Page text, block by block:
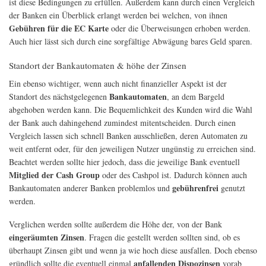
ist diese Bedingungen zu erfüllen. Außerdem kann durch einen Vergleich
der Banken ein Überblick erlangt werden bei welchen, von ihnen
Gebühren für die EC Karte oder die Überweisungen erhoben werden.
Auch hier lässt sich durch eine sorgfältige Abwägung bares Geld sparen.
Standort der Bankautomaten & höhe der Zinsen
Ein ebenso wichtiger, wenn auch nicht finanzieller Aspekt ist der
Standort des nächstgelegenen Bankautomaten, an dem Bargeld
abgehoben werden kann. Die Bequemlichkeit des Kunden wird die Wahl
der Bank auch dahingehend zumindest mitentscheiden. Durch einen
Vergleich lassen sich schnell Banken ausschließen, deren Automaten zu
weit entfernt oder, für den jeweiligen Nutzer ungünstig zu erreichen sind.
Beachtet werden sollte hier jedoch, dass die jeweilige Bank eventuell
Mitglied der Cash Group oder des Cashpol ist. Dadurch können auch
Bankautomaten anderer Banken problemlos und gebührenfrei genutzt
werden.
Verglichen werden sollte außerdem die Höhe der, von der Bank
eingeräumten Zinsen. Fragen die gestellt werden sollten sind, ob es
überhaupt Zinsen gibt und wenn ja wie hoch diese ausfallen. Doch ebenso
gründlich sollte die eventuell einmal anfallenden Dispozinsen vorab